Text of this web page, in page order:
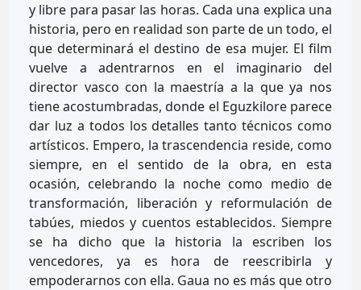
y libre para pasar las horas. Cada una explica una
historia, pero en realidad son parte de un todo, el
que determinará el destino de esa mujer. El film
vuelve a adentrarnos en el imaginario del
director vasco con la maestría a la que ya nos
tiene acostumbradas, donde el Eguzkilore parece
dar luz a todos los detalles tanto técnicos como
artísticos. Empero, la trascendencia reside, como
siempre, en el sentido de la obra, en esta
ocasión, celebrando la noche como medio de
transformación, liberación y reformulación de
tabúes, miedos y cuentos establecidos. Siempre
se ha dicho que la historia la escriben los
vencedores, ya es hora de reescribirla y
empoderarnos con ella. Gaua no es más que otro